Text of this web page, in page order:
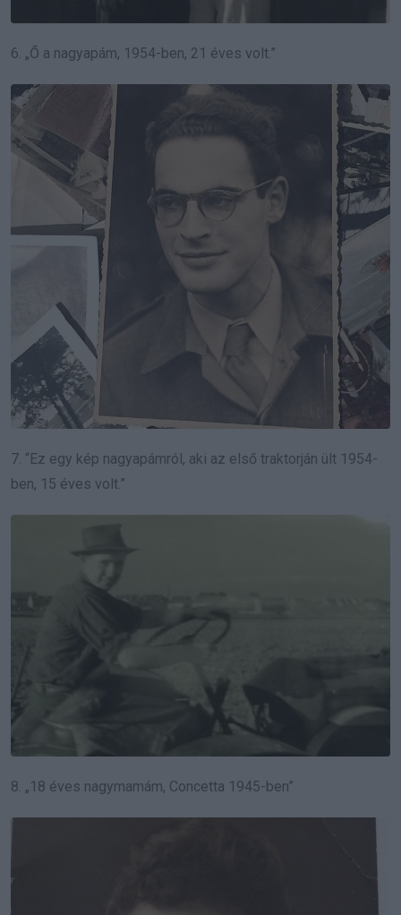
6. „Ő a nagyapám, 1954-ben, 21 éves volt.”
7. “Ez egy kép nagyapámról, aki az első traktorján ült 1954-
ben, 15 éves volt.”
8. „18 éves nagymamám, Concetta 1945-ben”